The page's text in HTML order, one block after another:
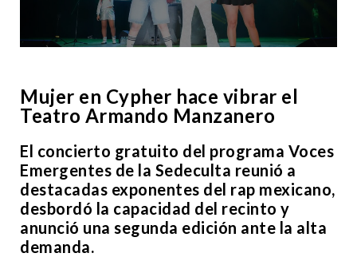
Mujer en Cypher hace vibrar el
Teatro Armando Manzanero
El concierto gratuito del programa Voces
Emergentes de la Sedeculta reunió a
destacadas exponentes del rap mexicano,
desbordó la capacidad del recinto y
anunció una segunda edición ante la alta
demanda.